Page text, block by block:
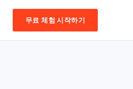
무료 체험 시작하기